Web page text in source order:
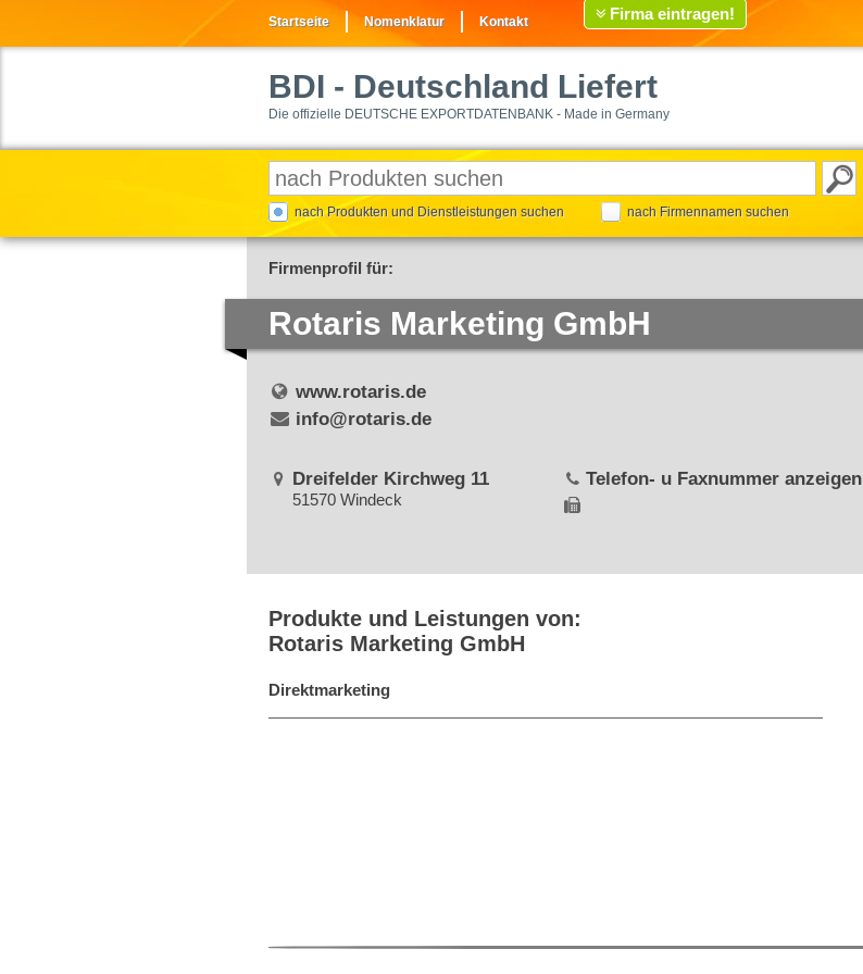
Startseite Nomenklatur Kontakt Firma eintragen!
BDI - Deutschland Liefert
Die offizielle DEUTSCHE EXPORTDATENBANK - Made in Germany
nach Produkten und Dienstleistungen suchen nach Firmennamen suchen
Firmenprofil für:
Rotaris Marketing GmbH
www.rotaris.de
info@rotaris.de
Dreifelder Kirchweg 11
51570 Windeck
Telefon- u Faxnummer anzeigen
Produkte und Leistungen von:
Rotaris Marketing GmbH
Direktmarketing